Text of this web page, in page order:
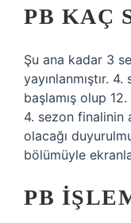
PB KAÇ
Şu ana kadar 3
yayınlanmıştır.
başlamış olup 12.
4. sezon finalinin
olacağı
bölümüyle
PB